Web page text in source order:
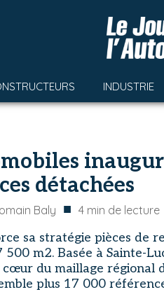
INDUSTRIE
détachées
Baly ■ 4 min de lecture
sa stratégie pièces de
m2. Basée à Sainte-
du maillage régional
plus 17 000